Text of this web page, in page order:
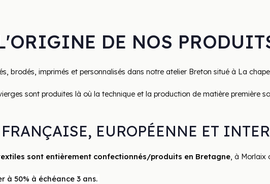
DE NOS
brodés, imprimés et personnalisés dans notre atelier Breton situé à La
sont produites là où la technique et la production de matière première
EUROPÉENNE ET
sont entièrement confectionnés/produits en Bretagne, à Morlaix
à 50% à échéance 3 ans.